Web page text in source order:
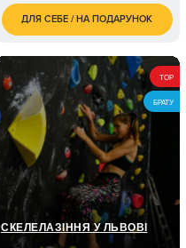
1 ос. / 4 заняття по
45 хвилин
грн
1 ос. / Курс верхової
їзди "Стандарт"/6
занять по 45 хвилин
4 900
грн
1 ос. / Курс верхової
їзди "Стандарт+"/8
занять по 45 хвилин
6 400
1 ос. / Курс верхової
їзди "Преміум"/10
занять по 45 хвилин
7 800
грн
ДЛЯ СЕБЕ / НА ПОДАРУНОК
TOP
БРАТУ
СКЕЛЕЛАЗІННЯ У ЛЬВОВІ